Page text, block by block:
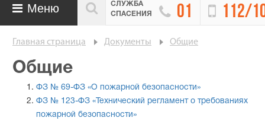

СЛУЖБА
СПАСЕНИЯ
 01  112/
 Меню
Главная страница Документы Общие
Общие
ФЗ № 69-ФЗ «О пожарной безопасности»
ФЗ № 123-ФЗ «Технический регламент о требованиях
пожарной безопасности»